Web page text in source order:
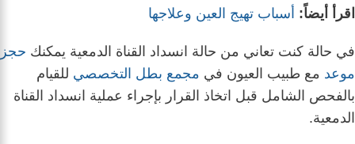
اقرأ أيضاً: أسباب تهيج العين وعلاجها
في حالة كنت تعاني من حالة انسداد القناة الدمعية يمكنك حجز
موعد مع طبيب العيون في مجمع بطل التخصصي للقيام
بالفحص الشامل قبل اتخاذ القرار بإجراء عملية انسداد القناة
الدمعية.